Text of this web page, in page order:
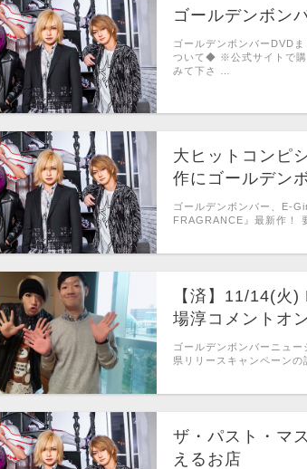
ゴールデンボン
ゴールデンボンバーDVD
ついて◆ ※公式サイトで購
みて下さ …
大ヒットコンピ
作にゴールデン
ゴールデンボンバー、E-
FRAGRANCE』最新作！
【済】11/14(
場淳コメントオ
ゴールデンボンバーニュ
県リリースキャンペーン
ザ・パスト・
えるお店